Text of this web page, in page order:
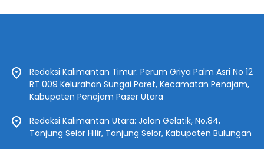
Redaksi Kalimantan Timur: Perum Griya Palm Asri No 12
RT 009 Kelurahan Sungai Paret, Kecamatan Penajam,
Kabupaten Penajam Paser Utara
Redaksi Kalimantan Utara: Jalan Gelatik, No.84,
Tanjung Selor Hilir, Tanjung Selor, Kabupaten Bulungan